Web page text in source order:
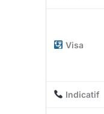
Visa
Indicatif